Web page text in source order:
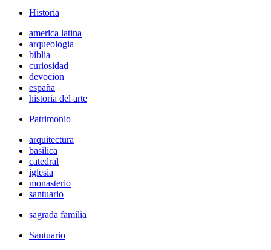
Historia
america latina
arqueologia
biblia
curiosidad
devocion
españa
historia del arte
Patrimonio
arquitectura
basilica
catedral
iglesia
monasterio
santuario
sagrada familia
Santuario